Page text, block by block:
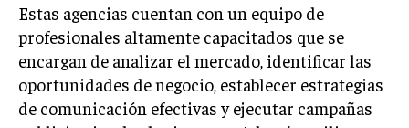
GESTIÓN DE MARCA
INVESTIGACIÓN DE MERCADO
ANÁLISIS DE COMPETENCIA
Estas agencias cuentan con un equipo de
profesionales altamente capacitados que se
encargan de analizar el mercado, identificar las
oportunidades de negocio, establecer estrategias
de comunicación efectivas y ejecutar campañas